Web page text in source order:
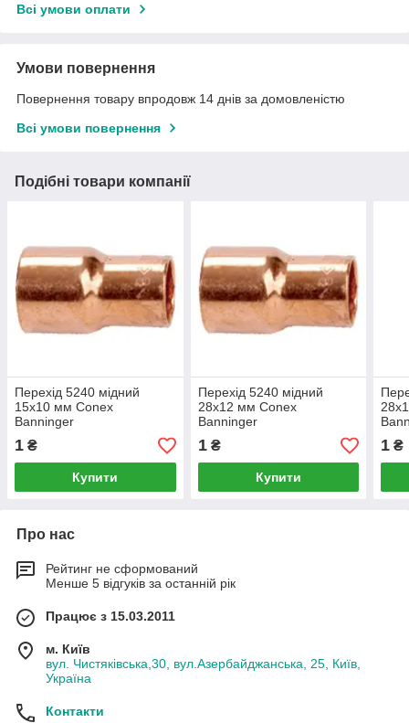
Всі умови оплати
Умови повернення
Повернення товару впродовж 14 днів за домовленістю
Всі умови повернення
Подібні товари компанії
Перехід 5240 мідний
15х10 мм Conex
Banninger
1 ₴
Купити
Перехід 5240 мідний
28х12 мм Conex
Banninger
1₴
Купити
1 ₴
Про нас
Рейтинг не сформований
Менше 5 відгуків за останній рік
Працює з 15.03.2011
м. Київ
вул. Чистяківська,30, вул.Азербайджанська, 25, Київ,
Україна
Контакти